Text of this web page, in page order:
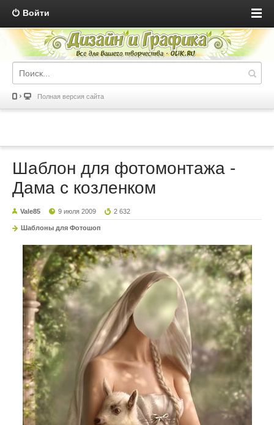
Войти
Полная версия сайта
Шаблон для фотомонтажа -
Дама с козленком
Vale85 9 июля 2009 2 632
Шаблоны для Фотошоп